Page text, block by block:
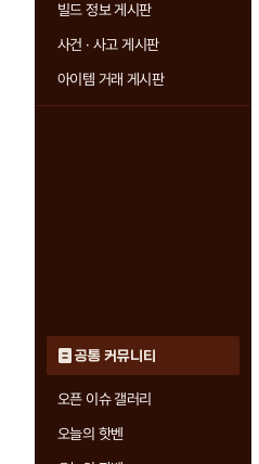
빌드 정보 게시판
사건 · 사고 게시판
아이템 거래 게시판
공통 커뮤니티
오픈 이슈 갤러리
오늘의 핫벤